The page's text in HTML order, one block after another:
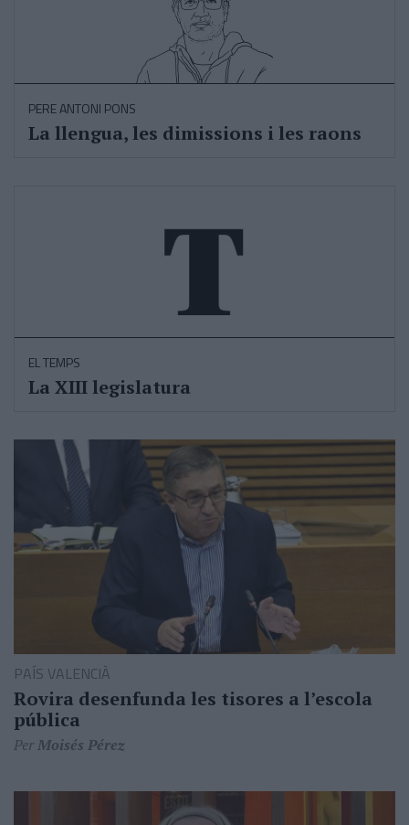
PERE ANTONI PONS
La llengua, les dimissions i les raons
EL TEMPS
La XIII legislatura
PAÍS VALENCIÀ
Rovira desenfunda les tisores a l’escola
pública
PerMoisés Pérez